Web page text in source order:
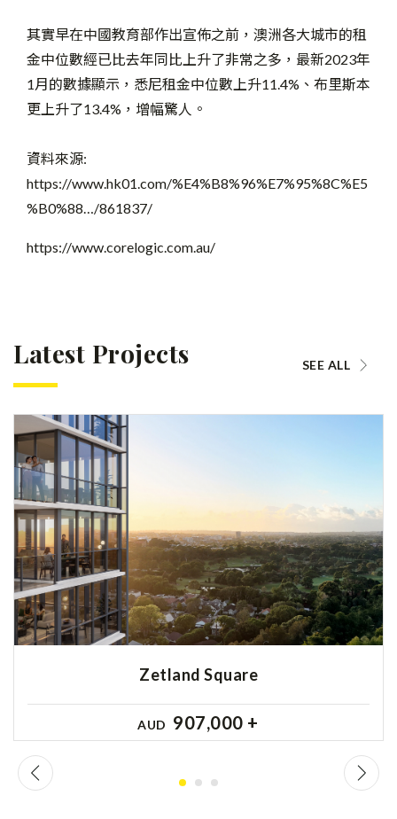
其實早在中國教育部作出宣佈之前，澳洲各大城市的租
金中位數經已比去年同比上升了非常之多，最新2023年
1月的數據顯示，悉尼租金中位數上升11.4%、布里斯本
更上升了13.4%，增幅驚人。
資料來源:
https://www.hk01.com/%E4%B8%96%E7%95%8C%E5
%B0%88…/861837/
https://www.corelogic.com.au/
Latest Projects SEE ALL
Zetland Square
AUD 907,000 +